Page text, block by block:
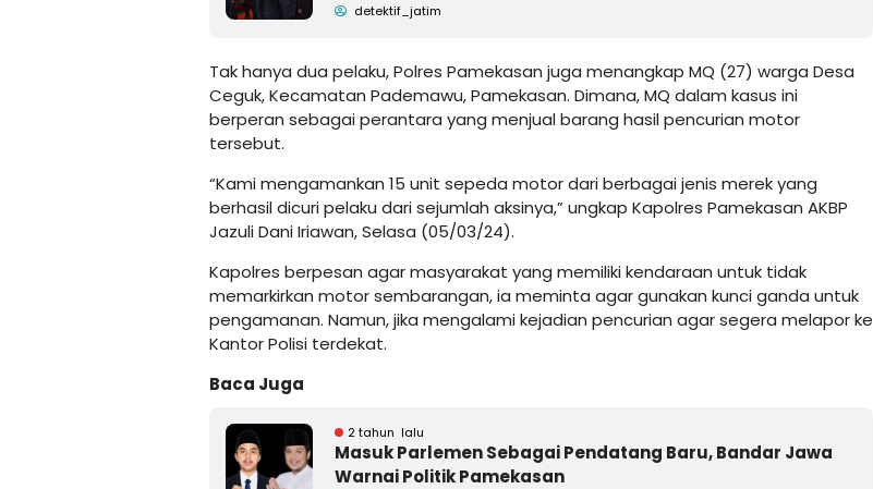
detektif_jatim
Tak hanya dua pelaku, Polres Pamekasan juga menangkap MQ (27) warga Desa
Ceguk, Kecamatan Pademawu, Pamekasan. Dimana, MQ dalam kasus ini
berperan sebagai perantara yang menjual barang hasil pencurian motor
tersebut.
“Kami mengamankan 15 unit sepeda motor dari berbagai jenis merek yang
berhasil dicuri pelaku dari sejumlah aksinya,” ungkap Kapolres Pamekasan AKBP
Jazuli Dani Iriawan, Selasa (05/03/24).
Kapolres berpesan agar masyarakat yang memiliki kendaraan untuk tidak
memarkirkan motor sembarangan, ia meminta agar gunakan kunci ganda untuk
pengamanan. Namun, jika mengalami kejadian pencurian agar segera melapor ke
Kantor Polisi terdekat.
Baca Juga
2 tahun lalu
Masuk Parlemen Sebagai Pendatang Baru, Bandar Jawa
Warnai Politik Pamekasan